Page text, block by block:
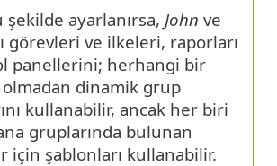
ayarlanırsa, John ve
görevleri ve ilkeleri, raporları
panellerini; herhangi bir
olmadan dinamik grup
kullanabilir, ancak her biri
gruplarında bulunan
için şablonları kullanabilir.